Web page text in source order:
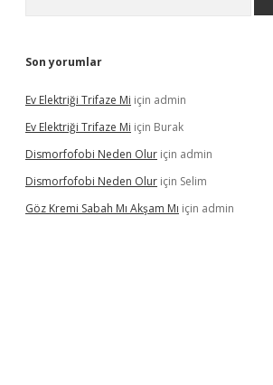
Son yorumlar
Ev Elektriği Trifaze Mi için admin
Ev Elektriği Trifaze Mi için Burak
Dismorfofobi Neden Olur için admin
Dismorfofobi Neden Olur için Selim
Göz Kremi Sabah Mı Akşam Mı için admin